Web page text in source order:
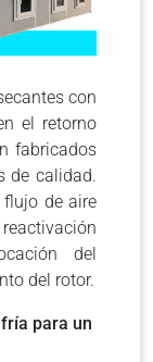
con
el retorno
fabricados
de calidad.
flujo de aire
del
del rotor.
para un